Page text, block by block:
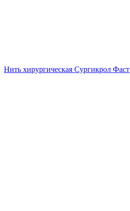
Нить хирургическая Сургикрол Фаст